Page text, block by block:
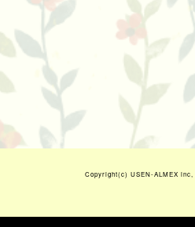
Copyright(c)USEN-ALMEX inc,